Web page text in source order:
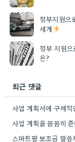
정부지원으
세계
정부 지원
은?
최근 댓글